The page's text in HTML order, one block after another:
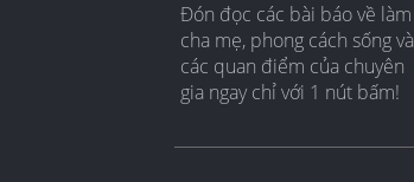
Đón đọc các bài báo về làm
cha mẹ, phong cách sống và
các quan điểm của chuyên
gia ngay chỉ với 1 nút bấm!